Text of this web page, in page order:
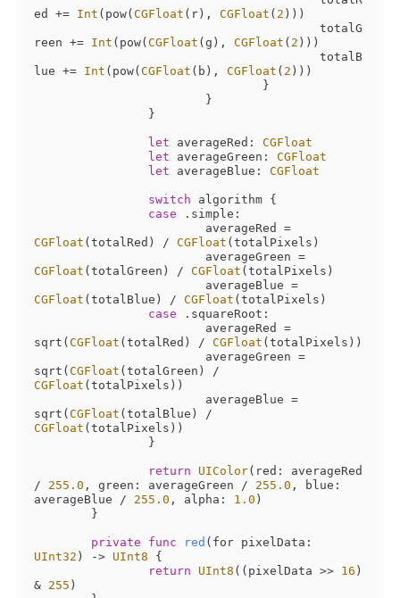
ed += Int (pow( CGFloat (r), CGFloat ( 2 )))
reen += Int (pow( CGFloat (g), CGFloat ( 2 )))
lue += Int (pow( CGFloat (b), CGFloat ( 2 )))
let averageRed: CGFloat
let averageGreen: CGFloat
let averageBlue: CGFloat
switch algorithm {
case .simple:
			averageRed
=
CGFloat (totalRed) / CGFloat (totalPixels)
			averageGreen
=
CGFloat (totalGreen) / CGFloat (totalPixels)
			averageBlue
=
CGFloat (totalBlue) / CGFloat (totalPixels)
case .squareRoot:
			averageRed
=
sqrt( CGFloat (totalRed) / CGFloat (totalPixels))
			averageGreen
=
sqrt( CGFloat (totalGreen)
/
CGFloat (totalPixels))
			averageBlue
=
sqrt( CGFloat (totalBlue)
/
CGFloat (totalPixels))
return UIColor
/
255.0 , green: averageGreen / 255.0 , blue:
averageBlue
/ 255.0 , alpha: 1.0 )
private func red ( for pixelData
UInt32 ) -> UInt8 {
return
UInt8 ((pixelData >> 16
& 255 )